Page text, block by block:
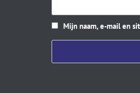
Mijn naam, e-mail en